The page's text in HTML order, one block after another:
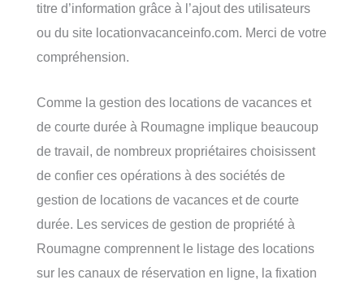
titre d’information grâce à l’ajout des utilisateurs
ou du site locationvacanceinfo.com. Merci de votre
compréhension.
Comme la gestion des locations de vacances et
de courte durée à Roumagne implique beaucoup
de travail, de nombreux propriétaires choisissent
de confier ces opérations à des sociétés de
gestion de locations de vacances et de courte
durée. Les services de gestion de propriété à
Roumagne comprennent le listage des locations
sur les canaux de réservation en ligne, la fixation